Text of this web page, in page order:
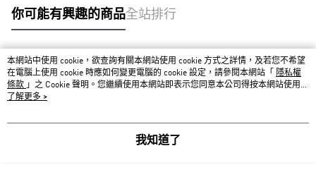
你可能有興趣的商品全站排行
熱門標籤
本網站中使用 cookie，欲查詢有關本網站使用 cookie 方式之詳情，及若您不希望
在電腦上使用 cookie 時應如何變更電腦的 cookie 設定，請參閱本網站「
隱私權
條款 」之 Cookie 聲明。您繼續使用本網站即表示您同意本公司得按本網站使用條
款之 Cookie 聲明使用 cookie。
了解更多 >
我知道了